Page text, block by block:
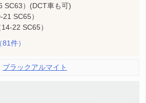
SC63）(DCT車も可)
SC65）
22 SC65）
（81件）
ブラックアルマイト